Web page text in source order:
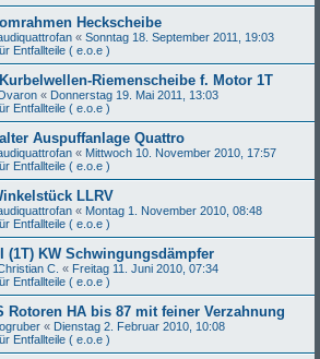
Heckscheibe
« Sonntag 18. September 2011, 19:03
Entfallteile ( e.o.e )
Riemenscheibe f. Motor 1T
« Donnerstag 19. Mai 2011, 13:03
Entfallteile ( e.o.e )
Auspuffanlage Quattro
« Mittwoch 10. November 2010, 17:57
Entfallteile ( e.o.e )
LLRV
« Montag 1. November 2010, 08:48
Entfallteile ( e.o.e )
(1T) KW Schwingungsdämpfer
C. « Freitag 11. Juni 2010, 07:34
Entfallteile ( e.o.e )
Rotoren HA bis 87 mit feiner Verzahnung
« Dienstag 2. Februar 2010, 10:08
Entfallteile ( e.o.e )